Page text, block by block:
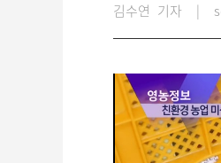
중
기
김수연 기자 |